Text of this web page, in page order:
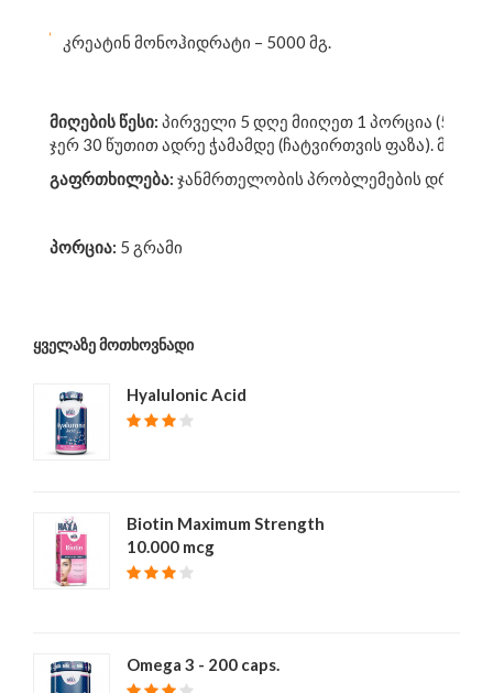
კრეატინ მონოჰიდრატი – 5000 მგ.
მიღების წესი: პირველი 5 დღე მიიღეთ 1 პორცია (5 გრ.)
ჯერ 30 წუთით ადრე ჭამამდე (ჩატვირთვის ფაზა).
გაფრთხილება: ჯანმრთელობის პრობლემების დროს
პორცია: 5 გრამი
ᲧᲕᲔᲚᲐᲖᲔ ᲛᲝᲗᲮᲝᲕᲜᲐᲓᲘ
Hyalulonic Acid
Biotin Maximum Strength
10.000 mcg
Omega 3 - 200 caps.